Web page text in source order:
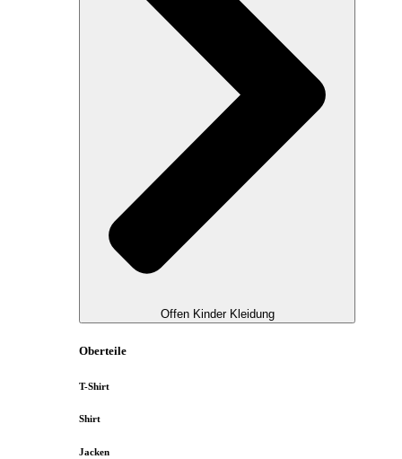
Offen Kinder Kleidung
Oberteile
T-Shirt
Shirt
Jacken